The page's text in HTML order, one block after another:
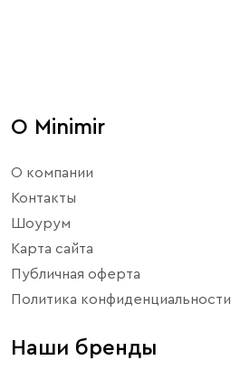
О Minimir
О компании
Контакты
Шоурум
Карта сайта
Публичная оферта
Политика конфиденциальности
Наши бренды